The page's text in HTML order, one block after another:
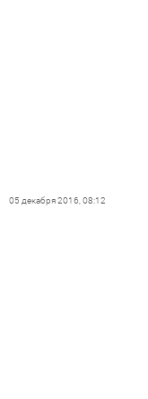
05 декабря 2016, 08:12